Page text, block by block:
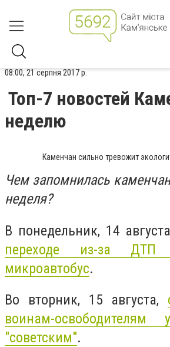
08:00, 21 серпня 2017 р.
Топ-7 новостей
неделю
Каменчан сильно тревожит
Чем запомнилась
неделя?
В понедельник, 14
переходе из-за ДТП
микроавтобус.
Во вторник, 15 августа,
воинам-освободителям
"советским".